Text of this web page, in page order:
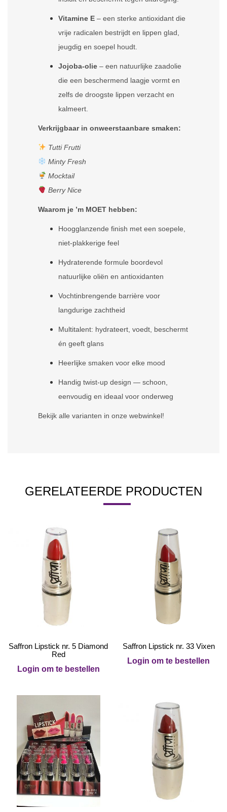
Vitamine E – een sterke antioxidant die
vrije radicalen bestrijdt en lippen glad,
jeugdig en soepel houdt.
Jojoba-olie – een natuurlijke zaadolie
die een beschermend laagje vormt en
zelfs de droogste lippen verzacht en
kalmeert.
Verkrijgbaar in onweerstaanbare smaken:
Tutti Frutti
Minty Fresh
Mocktail
Berry Nice
Waarom je ’m MOET hebben:
Hoogglanzende finish met een soepele,
niet-plakkerige feel
Hydraterende formule boordevol
natuurlijke oliën en antioxidanten
Vochtinbrengende barrière voor
langdurige zachtheid
Multitalent: hydrateert, voedt, beschermt
én geeft glans
Heerlijke smaken voor elke mood
Handig twist-up design — schoon,
eenvoudig en ideaal voor onderweg
Bekijk alle varianten in onze webwinkel!
GERELATEERDE PRODUCTEN
Saffron Lipstick nr. 5 Diamond
Red
Login om te bestellen
Saffron Lipstick nr. 33 Vixen
Login om te bestellen